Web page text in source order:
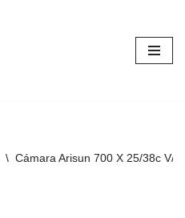
\ Cámara Arisun 700 X 25/38c V/